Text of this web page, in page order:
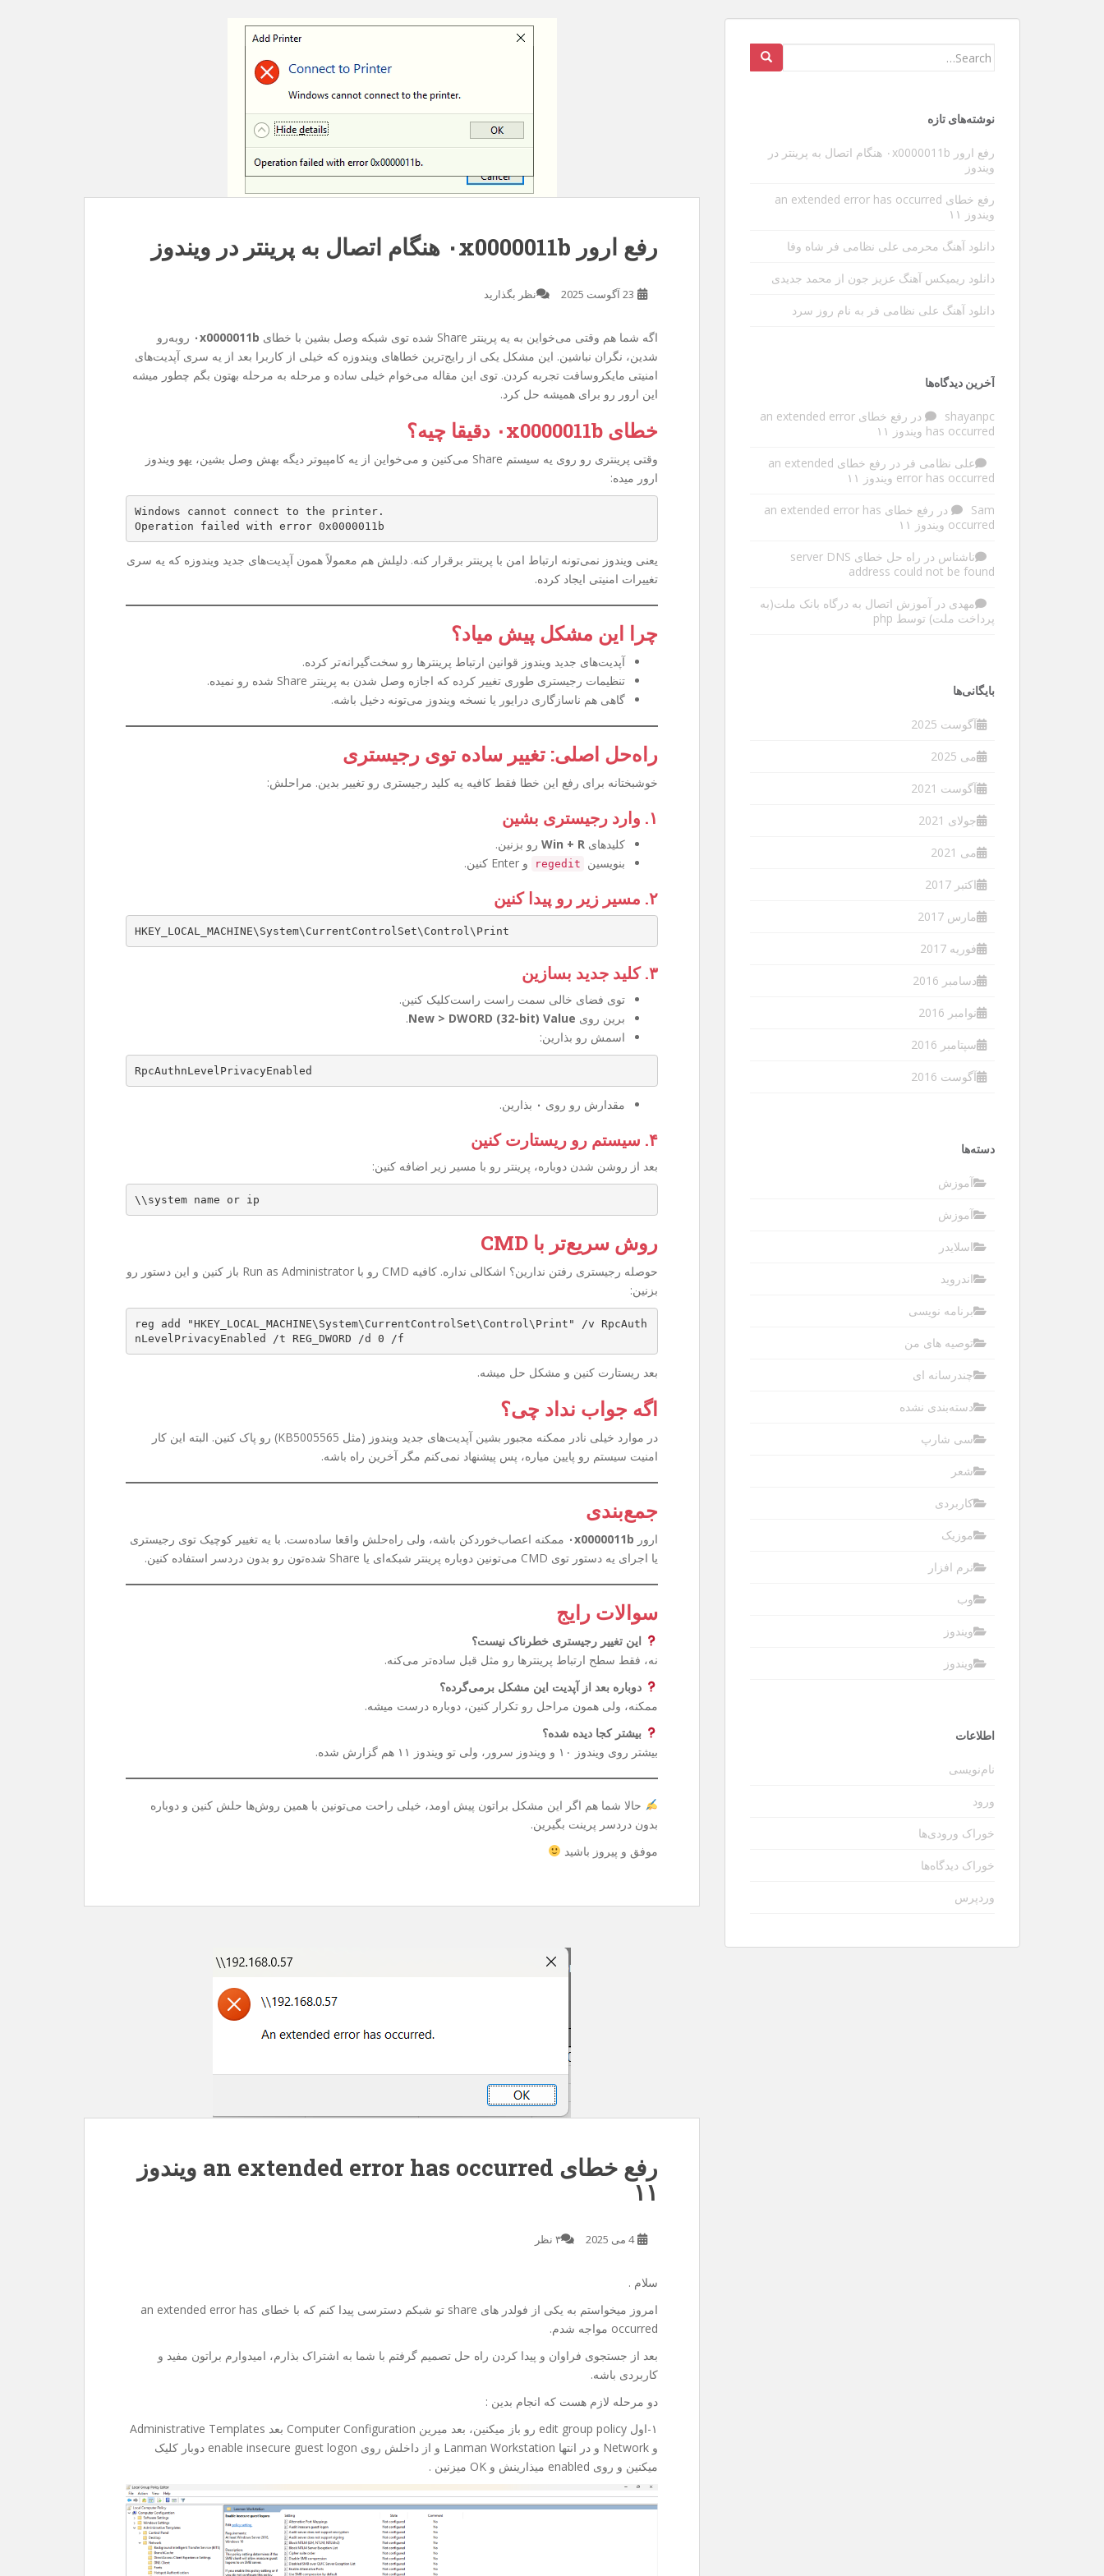
عوارض ویبره گوشی در طولانی مدت
شدیدا داره منو آزار میده البته مطلبی که میخوام بنویسم ربطی به سرفه نداره و مربوط به قضیه
ی مهم دیگه ای هست . بین کارها یه تایم خالی پیدا کردم و فرصت رو غنیمت شمردم و با گوشی
[…]
رفع ارور ۰x0000011b هنگام اتصال به پرینتر در ویندوز
23 آگوست 2025 نظر بگذارید
اگه شما هم وقتی می‌خواین به یه پرینتر Share شده توی شبکه وصل بشین با خطای ۰x0000011b روبه‌رو
شدین، نگران نباشین. این مشکل یکی از رایج‌ترین خطاهای ویندوزه که خیلی از کاربرا بعد از یه سری آپدیت‌های
امنیتی مایکروسافت تجربه کردن. توی این مقاله می‌خوام خیلی ساده و مرحله به مرحله بهتون بگم چطور میشه
این ارور رو برای همیشه حل کرد.
خطای ۰x0000011b دقیقا چیه؟
وقتی پرینتری رو روی یه سیستم Share می‌کنین و می‌خواین از یه کامپیوتر دیگه بهش وصل بشین، یهو ویندوز
ارور میده:
Windows cannot connect to the printer.
Operation failed with error 0x0000011b
یعنی ویندوز نمی‌تونه ارتباط امن با پرینتر برقرار کنه. دلیلش هم معمولاً همون آپدیت‌های جدید ویندوزه که یه سری
تغییرات امنیتی ایجاد کرده.
چرا این مشکل پیش میاد؟
آپدیت‌های جدید ویندوز قوانین ارتباط پرینترها رو سخت‌گیرانه‌تر کرده.
تنظیمات رجیستری طوری تغییر کرده که اجازه وصل شدن به پرینتر Share شده رو نمیده.
گاهی هم ناسازگاری درایور یا نسخه ویندوز می‌تونه دخیل باشه.
راه‌حل اصلی: تغییر ساده توی رجیستری
خوشبختانه برای رفع این خطا فقط کافیه یه کلید رجیستری رو تغییر بدین. مراحلش:
۱. وارد رجیستری بشین
کلیدهای Win + R رو بزنین.
بنویسین
regedit و Enter کنین.
۲. مسیر زیر رو پیدا کنین
HKEY_LOCAL_MACHINE\System\CurrentControlSet\Control\Print
۳. کلید جدید بسازین
توی فضای خالی سمت راست راست‌کلیک کنین.
برین روی New > DWORD (32-bit) Value
.
اسمش رو بذارین:
RpcAuthnLevelPrivacyEnabled
مقدارش رو روی ۰ بذارین.
۴. سیستم رو ریستارت کنین
بعد از روشن شدن دوباره، پرینتر رو با مسیر زیر اضافه کنین:
\\system name or ip
روش سریع‌تر با CMD
حوصله رجیستری رفتن ندارین؟ اشکالی نداره. کافیه CMD رو با Run as Administrator باز کنین و این دستور رو
بزنین:
reg add "HKEY_LOCAL_MACHINE\System\CurrentControlSet\Control\Print" /v RpcAuth
nLevelPrivacyEnabled /t REG_DWORD /d 0 /f
بعد ریستارت کنین و مشکل حل میشه.
اگه جواب نداد چی؟
در موارد خیلی نادر ممکنه مجبور بشین آپدیت‌های جدید ویندوز (مثل KB5005565) رو پاک کنین. البته این کار
امنیت سیستم رو پایین میاره، پس پیشنهاد نمی‌کنم مگر آخرین راه باشه.
جمع‌بندی
ارور ۰x0000011b ممکنه اعصاب‌خوردکن باشه، ولی راه‌حلش واقعا ساده‌ست. با یه تغییر کوچیک توی رجیستری
یا اجرای یه دستور توی CMD می‌تونین دوباره پرینتر شبکه‌ای یا Share شده‌تون رو بدون دردسر استفاده کنین.
سوالات رایج
این تغییر رجیستری خطرناک نیست؟
نه، فقط سطح ارتباط پرینترها رو مثل قبل ساده‌تر می‌کنه.
دوباره بعد از آپدیت این مشکل برمی‌گرده؟
ممکنه، ولی همون مراحل رو تکرار کنین، دوباره درست میشه.
بیشتر کجا دیده شده؟
بیشتر روی ویندوز ۱۰ و ویندوز سرور، ولی تو ویندوز ۱۱ هم گزارش شده.
حالا شما هم اگر این مشکل براتون پیش اومد، خیلی راحت می‌تونین با همین روش‌ها حلش کنین و دوباره
بدون دردسر پرینت بگیرین.
موفق و پیروز باشید
رفع خطای an extended error has occurred ویندوز
۱۱
4 می 2025 ۳ نظر
سلام .
امروز میخواستم به یکی از فولدر های share تو شبکم دسترسی پیدا کنم که با خطای an extended error has
occurred مواجه شدم.
بعد از جستجوی فراوان و پیدا کردن راه حل تصمیم گرفتم با شما به اشتراک بذارم، امیدوارم براتون مفید و
کاربردی باشه.
دو مرحله لازم هست که انجام بدین :
۱-اول edit group policy رو باز میکنین، بعد میرین Computer Configuration بعد Administrative Templates
و Network و در انتها Lanman Workstation و از داخلش روی enable insecure guest logon دوبار کلیک
میکنین و روی enabled میذارینش و OK میزنین .
Search
نوشته‌های تازه
رفع ارور ۰x0000011b هنگام اتصال به پرینتر در
ویندوز
رفع خطای an extended error has occurred
ویندوز ۱۱
دانلود آهنگ محرمی علی نظامی فر شاه وفا
دانلود ریمیکس آهنگ عزیز جون از محمد جدیدی
دانلود آهنگ علی نظامی فر به نام روز سرد
آخرین دیدگاه‌ها
shayanpc در
رفع خطای an extended error
has occurred ویندوز ۱۱
علی نظامی فر در
رفع خطای an extended
error has occurred ویندوز ۱۱
Sam در
رفع خطای an extended error has
occurred ویندوز ۱۱
ناشناس در
راه حل خطای server DNS
address could not be found
مهدی در آموزش اتصال به درگاه بانک ملت(به
پرداخت ملت) توسط php
بایگانی‌ها
آگوست 2025
می 2025
آگوست 2021
جولای 2021
می 2021
اکتبر 2017
مارس 2017
فوریه 2017
دسامبر 2016
نوامبر 2016
سپتامبر 2016
آگوست 2016
دسته‌ها
آموزش
آموزش
اسلایدر
اندروید
برنامه نویسی
توصیه های من
چندرسانه ای
دسته‌بندی نشده
سی شارپ
شعر
کاربردی
موزیک
نرم افزار
وب
ویندوز
ویندوز
اطلاعات
نام‌نویسی
ورود
خوراک ورودی‌ها
خوراک دیدگاه‌ها
وردپرس